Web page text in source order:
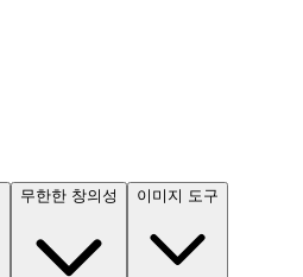
무한한 창의성 이미지 도구